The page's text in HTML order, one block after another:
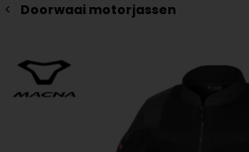
Doorwaai motorjassen